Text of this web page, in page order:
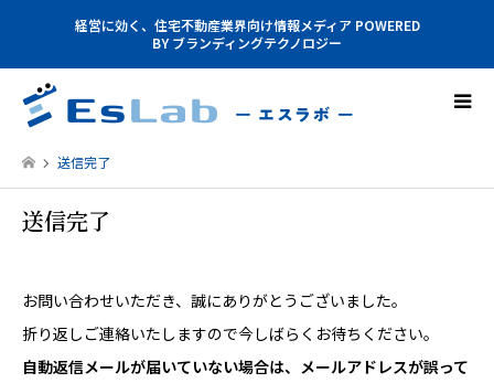
経営に効く、住宅不動産業界向け情報メディア POWERED
BY ブランディングテクノロジー
送信完了
送信完了
お問い合わせいただき、誠にありがとうございました。
折り返しご連絡いたしますので今しばらくお待ちください。
自動返信メールが届いていない場合は、メールアドレスが誤って